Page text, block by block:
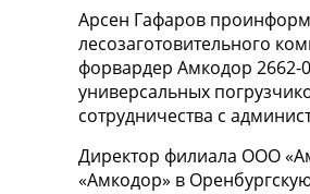
Арсен Гафаров
лесозаготовительного
форвардер Амкодор 2662-
универсальных
сотрудничества с
Директор филиала ООО
«Амкодор» в